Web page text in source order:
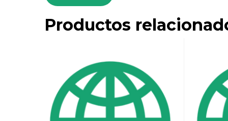
Productos